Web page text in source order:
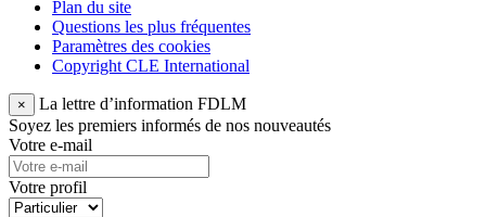
Plan du site
Questions les plus fréquentes
Paramètres des cookies
Copyright CLE International
×
La lettre d’information FDLM
Soyez les premiers informés de nos nouveautés
Votre e-mail
Votre profil